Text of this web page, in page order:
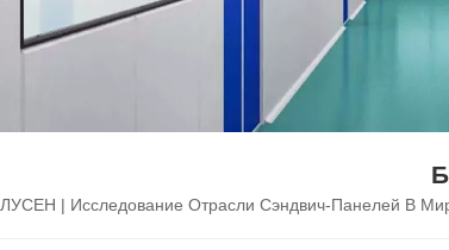
ЛУСЕН | Исследование Отрасли Сэндвич-Панелей В